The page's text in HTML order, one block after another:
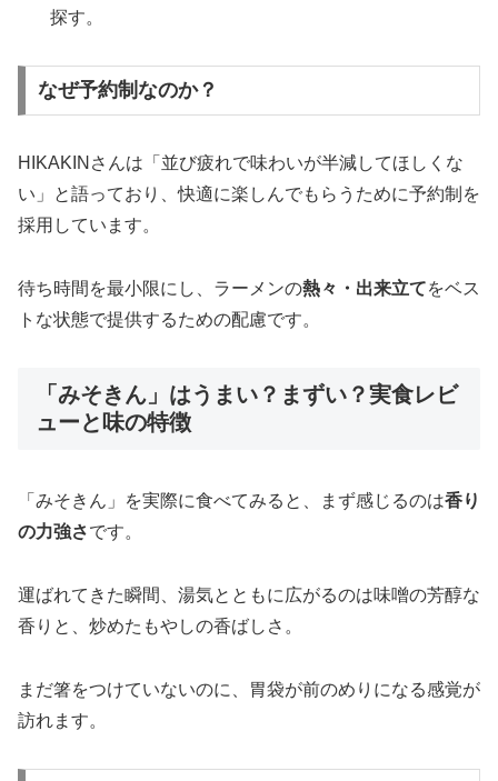
探す。
なぜ予約制なのか？
HIKAKINさんは「並び疲れで味わいが半減してほしくな
い」と語っており、快適に楽しんでもらうために予約制を
採用しています。
待ち時間を最小限にし、ラーメンの熱々・出来立てをベス
トな状態で提供するための配慮です。
「みそきん」はうまい？まずい？実食レビ
ューと味の特徴
「みそきん」を実際に食べてみると、まず感じるのは香り
の力強さです。
運ばれてきた瞬間、湯気とともに広がるのは味噌の芳醇な
香りと、炒めたもやしの香ばしさ。
まだ箸をつけていないのに、胃袋が前のめりになる感覚が
訪れます。